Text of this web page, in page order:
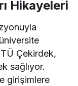
Hikayeleri
Çekirdek,
sağlıyor.
girişimlere